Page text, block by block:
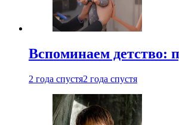
Вспоминаем детство:
2 года спустя2 года спустя